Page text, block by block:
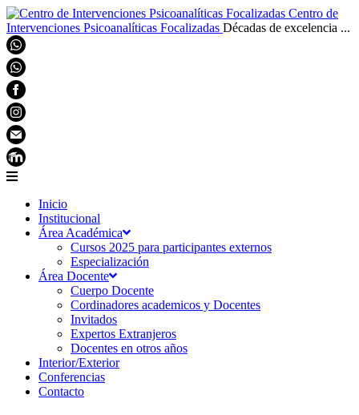
Centro de
Intervenciones Psicoanalíticas Focalizadas Décadas de excelencia ...
Inicio
Institucional
Área Académica
Cursos 2025 para participantes externos
Especialización
Área Docente
Cuerpo Docente
Cordinadores academicos y Docentes
Invitados
Expertos Extranjeros
Docentes en otros años
Interior/Exterior
Conferencias
Contacto